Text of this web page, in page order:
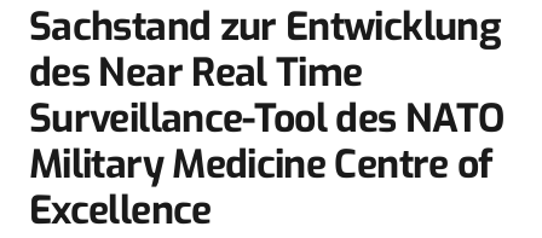
Sachstand zur Entwicklung
des Near Real Time
Surveillance-Tool des NATO
Military Medicine Centre of
Excellence